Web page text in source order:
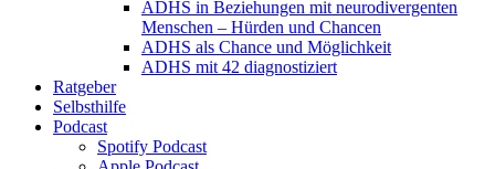
ADHS in Beziehungen mit neurodivergenten
Menschen – Hürden und Chancen
ADHS als Chance und Möglichkeit
ADHS mit 42 diagnostiziert
Ratgeber
Selbsthilfe
Podcast
Spotify Podcast